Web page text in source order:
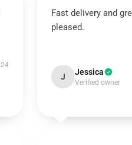
Fast delivery and
pleased.
J Jessica
Verified owner